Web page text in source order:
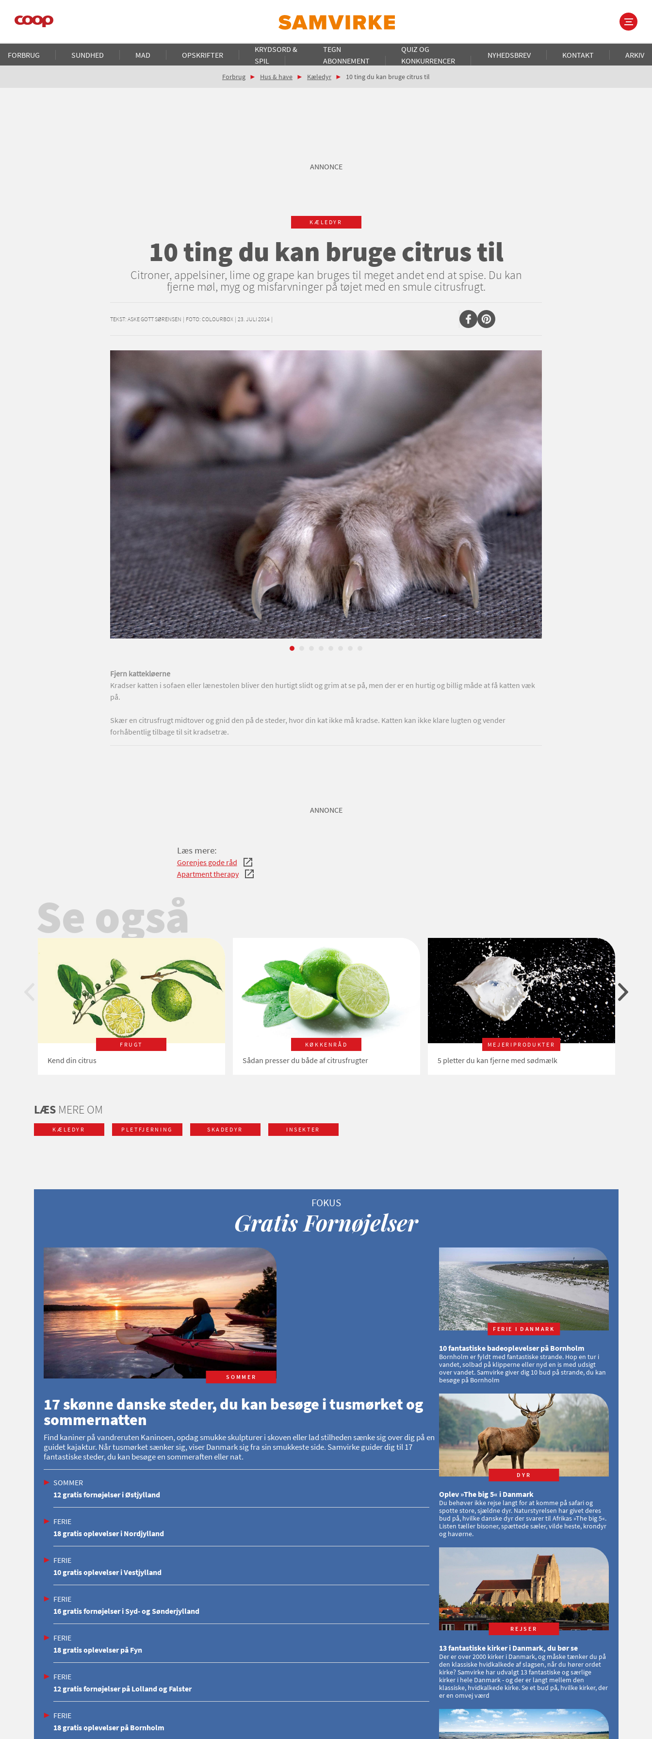
hovedindhold
Main
navigation
FORBRUG SUNDHED MAD OPSKRIFTER
KRYDSORD &
SPIL
TEGN
ABONNEMENT
QUIZ OG
KONKURRENCER
NYHEDSBREV KONTAKT ARKIV
Brødkrumme
Forbrug Hus & have Kæledyr 10 ting du kan bruge citrus til
ANNONCE
KÆLEDYR
10 ting du kan bruge citrus til
Citroner, appelsiner, lime og grape kan bruges til meget andet end at spise. Du kan
fjerne møl, myg og misfarvninger på tøjet med en smule citrusfrugt.
TEKST: ASKE GOTT SØRENSEN | FOTO: COLOURBOX | 23. JULI 2014 |
Fjern kattekløerne
Kradser katten i sofaen eller lænestolen bliver den hurtigt slidt og grim at se på, men der er en hurtig og billig måde at få katten væk
på.
Skær en citrusfrugt midtover og gnid den på de steder, hvor din kat ikke må kradse. Katten kan ikke klare lugten og vender
forhåbentlig tilbage til sit kradsetræ.
ANNONCE
Læs mere:
Gorenjes gode råd
Apartment therapy
Se også
FRUGT
Kend din citrus
KØKKENRÅD
Sådan presser du både af citrusfrugter
MEJERIPRODUKTER
5 pletter du kan fjerne med sødmælk
LÆSMERE OM
KÆLEDYR PLETFJERNING SKADEDYR INSEKTER
Gratis Fornøjelser
SOMMER
17 skønne danske steder, du kan besøge i tusmørket og
sommernatten
Find kaniner på vandreruten Kaninoen, opdag smukke skulpturer i skoven eller lad stilheden sænke sig over dig på en
guidet kajaktur. Når tusmørket sænker sig, viser Danmark sig fra sin smukkeste side. Samvirke guider dig til 17
fantastiske steder, du kan besøge en sommeraften eller nat.
SOMMER
12 gratis fornøjelser i Østjylland
FERIE
18 gratis oplevelser i Nordjylland
FERIE
10 gratis oplevelser i Vestjylland
FERIE
16 gratis fornøjelser i Syd- og Sønderjylland
FERIE
18 gratis oplevelser på Fyn
FERIE
12 gratis fornøjelser på Lolland og Falster
FERIE
18 gratis oplevelser på Bornholm
FERIE I DANMARK
10 fantastiske badeoplevelser på Bornholm
Bornholm er fyldt med fantastiske strande. Hop en tur i
vandet, solbad på klipperne eller nyd en is med udsigt
over vandet. Samvirke giver dig 10 bud på strande, du kan
besøge på Bornholm
DYR
Oplev »The big 5« i Danmark
Du behøver ikke rejse langt for at komme på safari og
spotte store, sjældne dyr. Naturstyrelsen har givet deres
bud på, hvilke danske dyr der svarer til Afrikas »The big 5«.
Listen tæller bisoner, spættede sæler, vilde heste, krondyr
og havørne.
REJSER
13 fantastiske kirker i Danmark, du bør se
Der er over 2000 kirker i Danmark, og måske tænker du på
den klassiske hvidkalkede af slagsen, når du hører ordet
kirke? Samvirke har udvalgt 13 fantastiske og særlige
kirker i hele Danmark - og der er langt mellem den
klassiske, hvidkalkede kirke. Se et bud på, hvilke kirker, der
er en omvej værd